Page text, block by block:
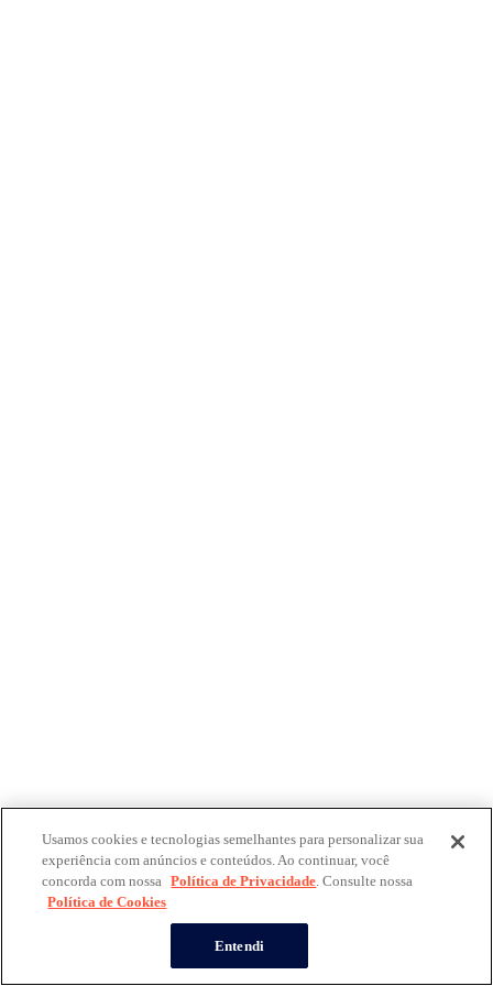
Usamos cookies e tecnologias semelhantes para personalizar sua
experiência com anúncios e conteúdos. Ao continuar, você
concorda com nossa Política de Privacidade. Consulte nossa
Política de Cookies
Entendi